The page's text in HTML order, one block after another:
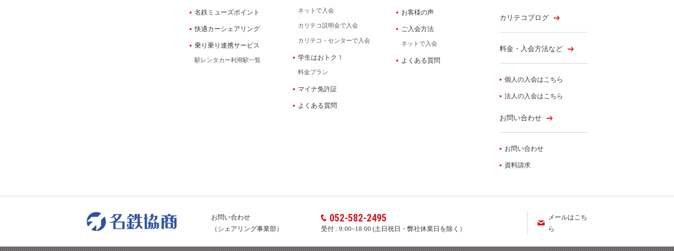
名鉄ミューズポイント
快適カーシェアリング
乗り乗り連携サービス
駅レンタカー利用駅一覧
ネットで入会
カリテコ説明会で入会
カリテコ・センターで入会
学生はおトク！
料金プラン
マイナ免許証
よくある質問
お客様の声
ご入会方法
ネットで入会
よくある質問
カリテコブログ
料金・入会方法など
個人の入会はこちら
法人の入会はこちら
お問い合わせ
お問い合わせ
資料請求
お問い合わせ
（シェアリング事業部）
052-582-2495
受付 : 9:00~18:00 (土日祝日・弊社休業日を除く）
メールはこち
ら